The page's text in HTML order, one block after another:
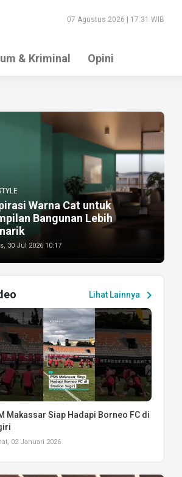
07 Agustus 2026 | 17:31 WIB
& Kriminal Opini
Warna Cat untuk
Bangunan Lebih
30 Jul 2026 10:17
Lihat Lainnya chevron_right
Makassar Siap Hadapi Borneo FC di
02 Januari 2026